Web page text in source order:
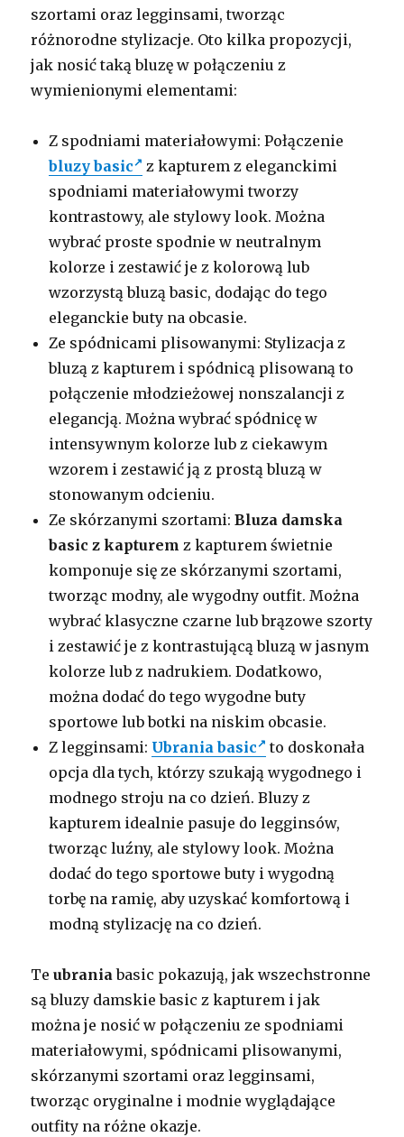
szortami oraz legginsami, tworząc
różnorodne stylizacje. Oto kilka propozycji,
jak nosić taką bluzę w połączeniu z
wymienionymi elementami:
Z spodniami materiałowymi: Połączenie
bluzy basic
z kapturem z eleganckimi
spodniami materiałowymi tworzy
kontrastowy, ale stylowy look. Można
wybrać proste spodnie w neutralnym
kolorze i zestawić je z kolorową lub
wzorzystą bluzą basic, dodając do tego
eleganckie buty na obcasie.
Ze spódnicami plisowanymi: Stylizacja z
bluzą z kapturem i spódnicą plisowaną to
połączenie młodzieżowej nonszalancji z
elegancją. Można wybrać spódnicę w
intensywnym kolorze lub z ciekawym
wzorem i zestawić ją z prostą bluzą w
stonowanym odcieniu.
Ze skórzanymi szortami:Bluza damska
basic z kapturem z kapturem świetnie
komponuje się ze skórzanymi szortami,
tworząc modny, ale wygodny outfit. Można
wybrać klasyczne czarne lub brązowe szorty
i zestawić je z kontrastującą bluzą w jasnym
kolorze lub z nadrukiem. Dodatkowo,
można dodać do tego wygodne buty
sportowe lub botki na niskim obcasie.
Z legginsami: Ubrania basic
to doskonała
opcja dla tych, którzy szukają wygodnego i
modnego stroju na co dzień. Bluzy z
kapturem idealnie pasuje do legginsów,
tworząc luźny, ale stylowy look. Można
dodać do tego sportowe buty i wygodną
torbę na ramię, aby uzyskać komfortową i
modną stylizację na co dzień.
Teubraniabasic pokazują, jak wszechstronne
są bluzy damskie basic z kapturem i jak
można je nosić w połączeniu ze spodniami
materiałowymi, spódnicami plisowanymi,
skórzanymi szortami oraz legginsami,
tworząc oryginalne i modnie wyglądające
outfity na różne okazje.